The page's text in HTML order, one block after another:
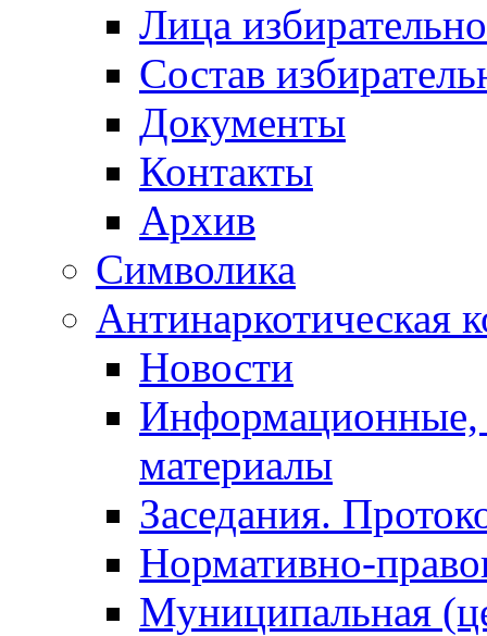
Лица
Состав
Документы
Контакты
Архив
Символика
Антинаркотическая
Новости
Информационные,
материалы
Заседания.
Нормативно-
Муниципальная